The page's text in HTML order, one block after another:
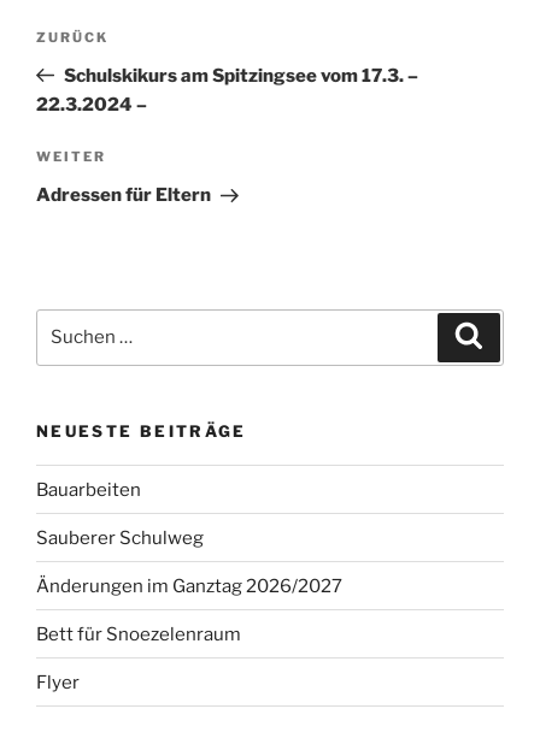
Beitragsnavigation
Vorheriger
Beitrag
ZURÜCK
Schulskikurs am Spitzingsee vom 17.3. –
22.3.2024 –
Nächster
Beitrag
WEITER
Adressen für Eltern
nach:
NEUESTE BEITRÄGE
Bauarbeiten
Sauberer Schulweg
Änderungen im Ganztag 2026/2027
Bett für Snoezelenraum
Flyer